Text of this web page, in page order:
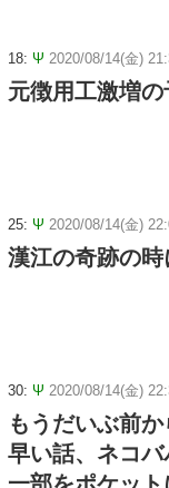
18: Ψ 2020/08/14(金)
元徴用工激増の
25: Ψ 2020/08/14(金)
漢江の奇跡の時
30: Ψ 2020/08/14(金)
もうだいぶ前
早い話、ネコ
一部をポケッ